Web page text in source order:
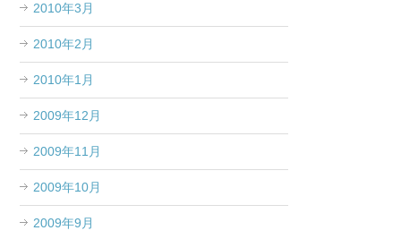
2010年3月
2010年2月
2010年1月
2009年12月
2009年11月
2009年10月
2009年9月